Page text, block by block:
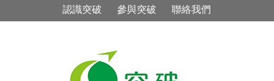
認識突破 參與突破 聯絡我們